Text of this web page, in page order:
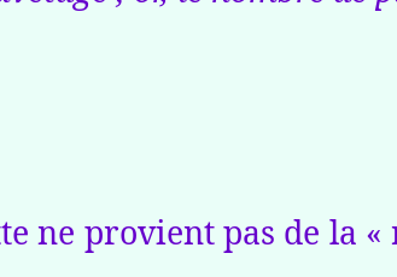
ne provient pas de la